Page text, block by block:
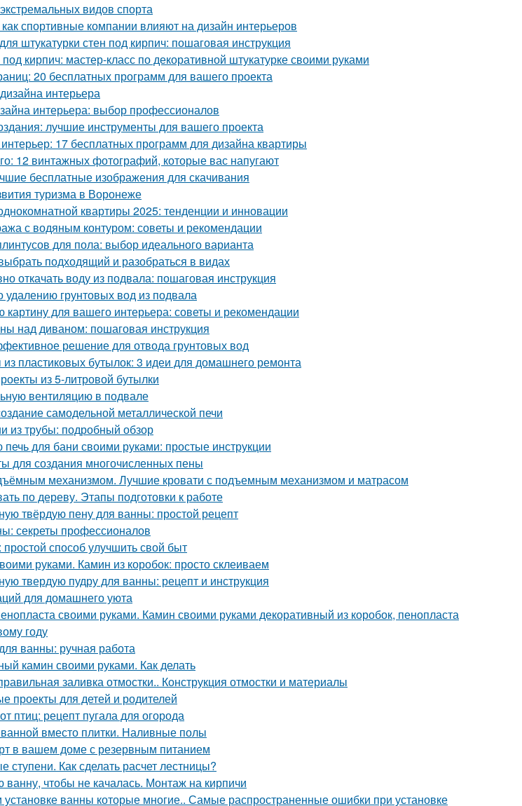
видов спорта
спортивные компании влияют на дизайн интерьеров
штукатурки стен под кирпич: пошаговая инструкция
кирпич: мастер-класс по декоративной штукатурке своими руками
20 бесплатных программ для вашего проекта
интерьера
интерьера: выбор профессионалов
лучшие инструменты для вашего проекта
17 бесплатных программ для дизайна квартиры
12 винтажных фотографий, которые вас напугают
бесплатные изображения для скачивания
туризма в Воронеже
квартиры 2025: тенденции и инновации
с водяным контуром: советы и рекомендации
для пола: выбор идеального варианта
подходящий и разобраться в видах
откачать воду из подвала: пошаговая инструкция
удалению грунтовых вод из подвала
картину для вашего интерьера: советы и рекомендации
над диваном: пошаговая инструкция
решение для отвода грунтовых вод
пластиковых бутылок: 3 идеи для домашнего ремонта
из 5-литровой бутылки
вентиляцию в подвале
самодельной металлической печи
из трубы: подробный обзор
для бани своими руками: простые инструкции
для создания многочисленных пены
механизмом. Лучшие кровати с подъемным механизмом и матрасом
по дереву. Этапы подготовки к работе
твёрдую пену для ванны: простой рецепт
секреты профессионалов
способ улучшить свой быт
руками. Камин из коробок: просто склеиваем
твердую пудру для ванны: рецепт и инструкция
для домашнего уюта
своими руками. Камин своими руками декоративный из коробок, пенопласта
году
ванны: ручная работа
камин своими руками. Как делать
заливка отмостки.. Конструкция отмостки и материалы
проекты для детей и родителей
птиц: рецепт пугала для огорода
вместо плитки. Наливные полы
в вашем доме с резервным питанием
ступени. Как сделать расчет лестницы?
ванну, чтобы не качалась. Монтаж на кирпичи
ванны которые многие.. Самые распространенные ошибки при установке